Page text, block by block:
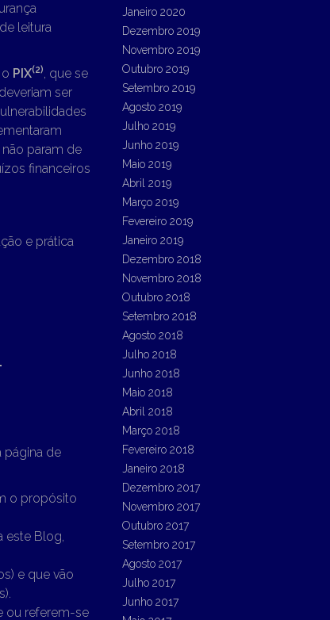
leitura
PIX(2), que se
ser
param de
financeiros
e prática
página de
o propósito
este Blog,
e que vão
ou referem-se
Janeiro 2020
Dezembro 2019
Novembro 2019
Outubro 2019
Setembro 2019
Agosto 2019
Julho 2019
Junho 2019
Maio 2019
Abril 2019
Março 2019
Fevereiro 2019
Janeiro 2019
Dezembro 2018
Novembro 2018
Outubro 2018
Setembro 2018
Agosto 2018
Julho 2018
Junho 2018
Maio 2018
Abril 2018
Março 2018
Fevereiro 2018
Janeiro 2018
Dezembro 2017
Novembro 2017
Outubro 2017
Setembro 2017
Agosto 2017
Julho 2017
Junho 2017